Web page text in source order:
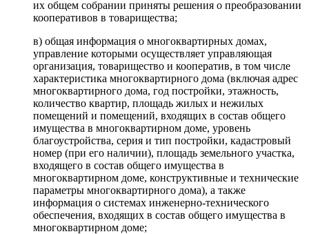
их общем собрании приняты решения о преобразовании
кооперативов в товарищества;
в) общая информация о многоквартирных домах,
управление которыми осуществляет управляющая
организация, товарищество и кооператив, в том числе
характеристика многоквартирного дома (включая адрес
многоквартирного дома, год постройки, этажность,
количество квартир, площадь жилых и нежилых
помещений и помещений, входящих в состав общего
имущества в многоквартирном доме, уровень
благоустройства, серия и тип постройки, кадастровый
номер (при его наличии), площадь земельного участка,
входящего в состав общего имущества в
многоквартирном доме, конструктивные и технические
параметры многоквартирного дома), а также
информация о системах инженерно-технического
обеспечения, входящих в состав общего имущества в
многоквартирном доме;